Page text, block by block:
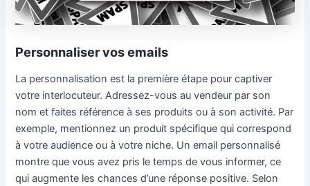
Personnaliser vos emails
La personnalisation est la première étape pour captiver
votre interlocuteur. Adressez-vous au vendeur par son
nom et faites référence à ses produits ou à son activité. Par
exemple, mentionnez un produit spécifique qui correspond
à votre audience ou à votre niche. Un email personnalisé
montre que vous avez pris le temps de vous informer, ce
qui augmente les chances d’une réponse positive. Selon